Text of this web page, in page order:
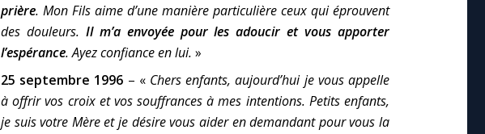
prière. Mon Fils aime d’une manière particulière ceux qui éprouvent
des douleurs. Il m’a envoyée pour les adoucir et vous apporter
l’espérance. Ayez confiance en lui. »
25 septembre 1996 – « Chers enfants, aujourd’hui je vous appelle
à offrir vos croix et vos souffrances à mes intentions. Petits enfants,
je suis votre Mère et je désire vous aider en demandant pour vous la